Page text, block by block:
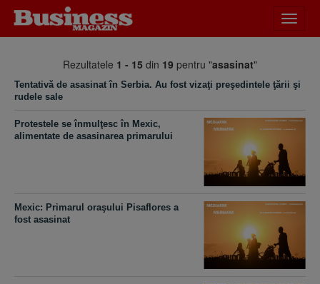
meniu
Rezultatele 1 - 15 din 19 pentru "asasinat"
Tentativă de asasinat în Serbia. Au fost vizaţi preşedintele ţării şi
rudele sale
Protestele se înmulţesc în Mexic,
alimentate de asasinarea primarului
Mexic: Primarul oraşului Pisaflores a
fost asasinat